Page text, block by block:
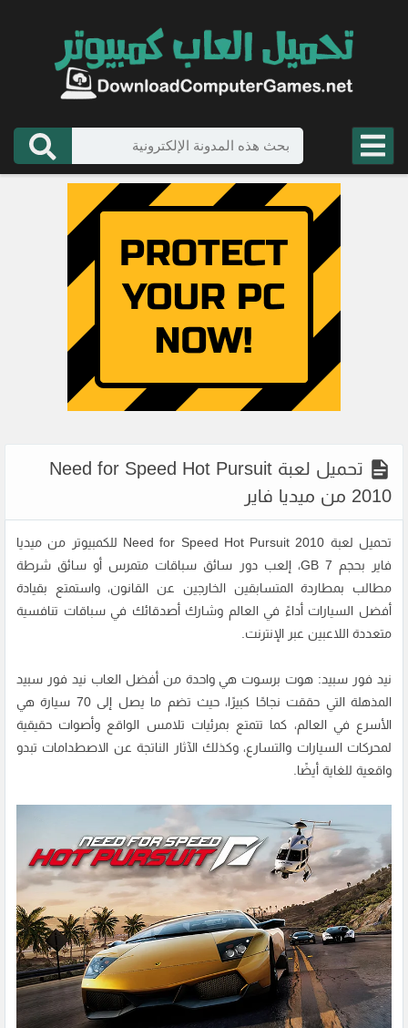
تحميل لعبة Need for Speed Hot Pursuit
2010 من ميديا فاير
تحميل لعبة Need for Speed Hot Pursuit 2010 للكمبيوتر من ميديا
فاير بحجم 7 GB، إلعب دور سائق سباقات متمرس أو سائق شرطة
مطالب بمطاردة المتسابقين الخارجين عن القانون، واستمتع بقيادة
أفضل السيارات أداءً في العالم وشارك أصدقائك في سباقات تنافسية
متعددة اللاعبين عبر الإنترنت.
نيد فور سبيد: هوت برسوت هي واحدة من أفضل العاب نيد فور سبيد
المذهلة التي حققت نجاحًا كبيرًا، حيث تضم ما يصل إلى 70 سيارة هي
الأسرع في العالم، كما تتمتع بمرئيات تلامس الواقع وأصوات حقيقية
لمحركات السيارات والتسارع، وكذلك الآثار الناتجة عن الاصطدامات تبدو
واقعية للغاية أيضًا.